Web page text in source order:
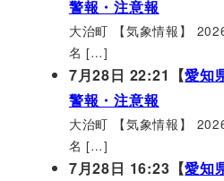
警報・注意報
大治町 【気象情報】
名 […]
7月28日 22:21【愛知
警報・注意報
大治町 【気象情報】
名 […]
7月28日 16:23【愛知